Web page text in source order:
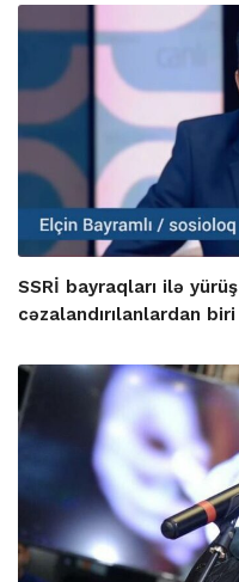
SSRİ bayraqları ilə
cəzalandırılanlardan